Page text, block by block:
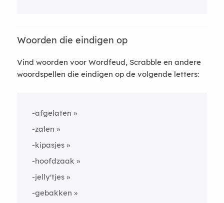
Woorden die eindigen op
Vind woorden voor Wordfeud, Scrabble en andere
woordspellen die eindigen op de volgende letters:
-afgelaten
-zalen
-kipasjes
-hoofdzaak
-jelly'tjes
-gebakken